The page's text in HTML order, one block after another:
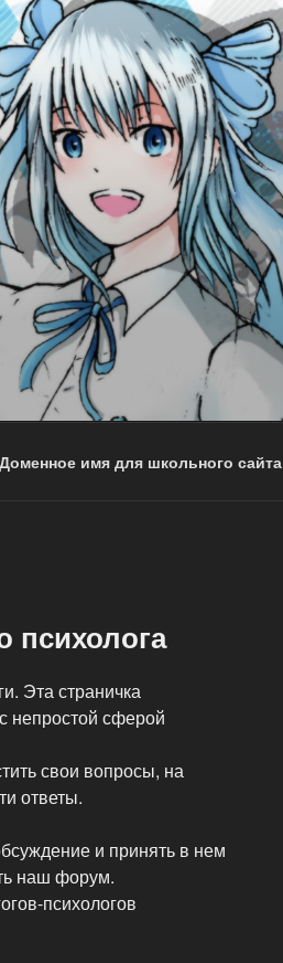
Доменное имя для школьного сайта
психолога
Эта страничка
непростой сферой
свои вопросы, на
ответы.
и принять в нем
наш форум.
психологов